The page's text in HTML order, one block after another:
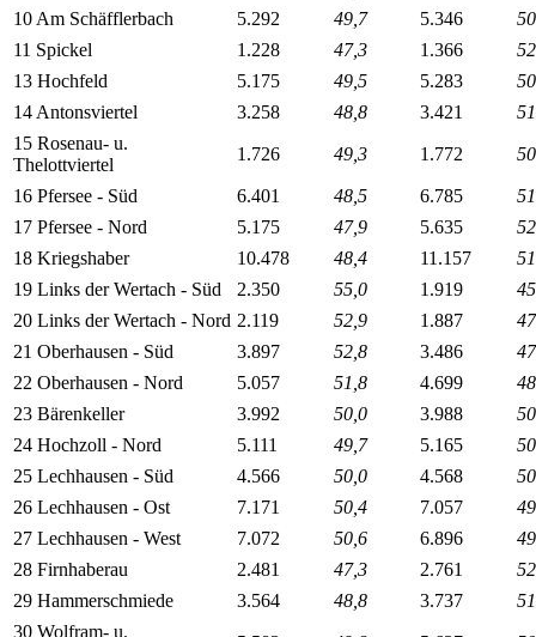
10 Am Schäfflerbach
5.292 49,7 5.346
11 Spickel
1.228 47,3 1.366
13 Hochfeld
5.175 49,5 5.283
14 Antonsviertel
3.258 48,8 3.421
15 Rosenau- u.
Thelottviertel
1.726 49,3 1.772
16 Pfersee - Süd 6.401 48,5 6.785
17 Pfersee - Nord
5.175 47,9 5.635
18 Kriegshaber
10.478 48,4 11.157
19 Links der Wertach - Süd
2.350 55,0 1.919
20 Links der Wertach - Nord 2.119 52,9 1.887
21 Oberhausen - Süd
3.897 52,8 3.486
22 Oberhausen - Nord
5.057 51,8 4.699
23 Bärenkeller
3.992 50,0 3.988
24 Hochzoll - Nord
5.111 49,7 5.165
25 Lechhausen - Süd
4.566 50,0 4.568
26 Lechhausen - Ost
7.171 50,4 7.057
27 Lechhausen - West
7.072 50,6 6.896
28 Firnhaberau
2.481 47,3 2.761
29 Hammerschmiede
3.564 48,8 3.737
30 Wolfram- u.